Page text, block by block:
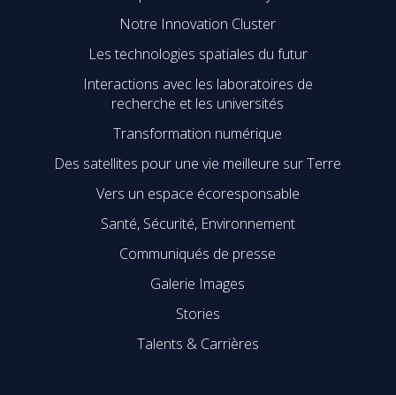
Notre Innovation Cluster
Les technologies spatiales du futur
Interactions avec les laboratoires de
recherche et les universités
Transformation numérique
Des satellites pour une vie meilleure sur Terre
Vers un espace écoresponsable
Santé, Sécurité, Environnement
Communiqués de presse
Galerie Images
Stories
Talents & Carrières